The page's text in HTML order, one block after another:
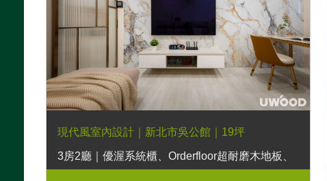
現代風室內設計｜新北市吳公館｜19坪
3房2廳｜優渥系統櫃、Orderfloor超耐磨木地板、
金屬玻璃滑門、造型壁板、懸吊拉門、石紋美耐板